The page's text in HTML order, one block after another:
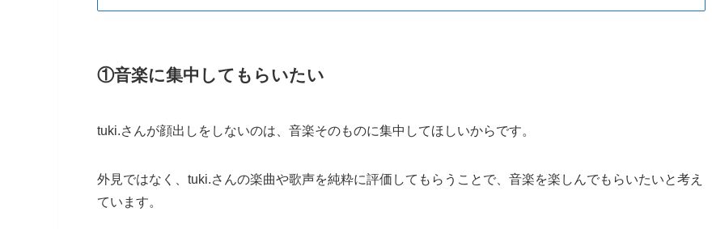
①音楽に集中してもらいたい
tuki.さんが顔出しをしないのは、音楽そのものに集中してほしいからです。
外見ではなく、tuki.さんの楽曲や歌声を純粋に評価してもらうことで、音楽を楽しんでもらいたいと考え
ています。